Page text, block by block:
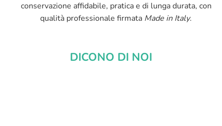
conservazione affidabile, pratica e di lunga durata, con
qualità professionale firmata Made in Italy.
DICONO DI NOI